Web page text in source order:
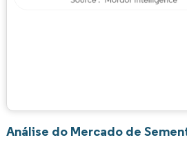
Análise do Mercado de